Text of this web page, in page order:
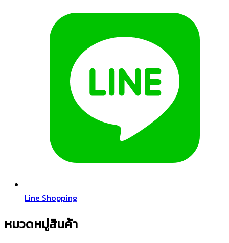
Line Shopping
หมวดหมู่สินค้า